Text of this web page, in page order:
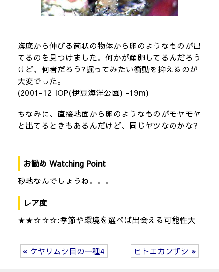
海底から伸びる筒状の物体から卵のようなものが出
てるのを見つけました。何かが産卵してるんだろう
けど、何者だろう?掘ってみたい衝動を抑えるのが
大変でした。
(2001-12 IOP(伊豆海洋公園) -19m)
ちなみに、直接地面から卵のようなものがモヤモヤ
と出てるときもあるんだけど、同じヤツなのかな?
お勧め Watching Point
砂地なんでしょうね。。。
レア度
★★☆☆☆:季節や環境を選べば出会える可能性大!
« ケヤリムシ目の一種4 ヒトエカンザシ »